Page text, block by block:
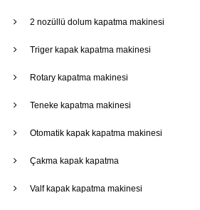
2 nozüllü dolum kapatma makinesi
Triger kapak kapatma makinesi
Rotary kapatma makinesi
Teneke kapatma makinesi
Otomatik kapak kapatma makinesi
Çakma kapak kapatma
Valf kapak kapatma makinesi